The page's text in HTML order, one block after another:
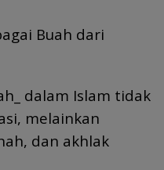
Buah dari
dalam Islam tidak
melainkan
dan akhlak